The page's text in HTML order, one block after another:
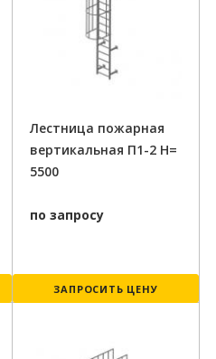
Лестница пожарная
вертикальная П1-2 H=
5500
по запросу
ЗАПРОСИТЬ ЦЕНУ